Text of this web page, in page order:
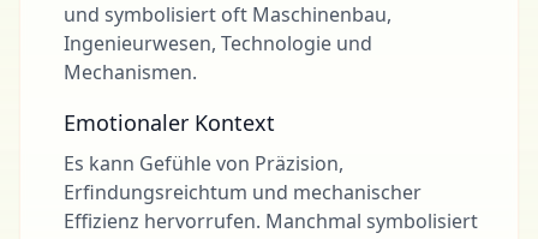
und symbolisiert oft Maschinenbau,
Ingenieurwesen, Technologie und
Mechanismen.
Emotionaler Kontext
Es kann Gefühle von Präzision,
Erfindungsreichtum und mechanischer
Effizienz hervorrufen. Manchmal symbolisiert